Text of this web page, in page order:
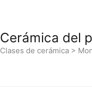
Cerámica del
Clases de cerámica >